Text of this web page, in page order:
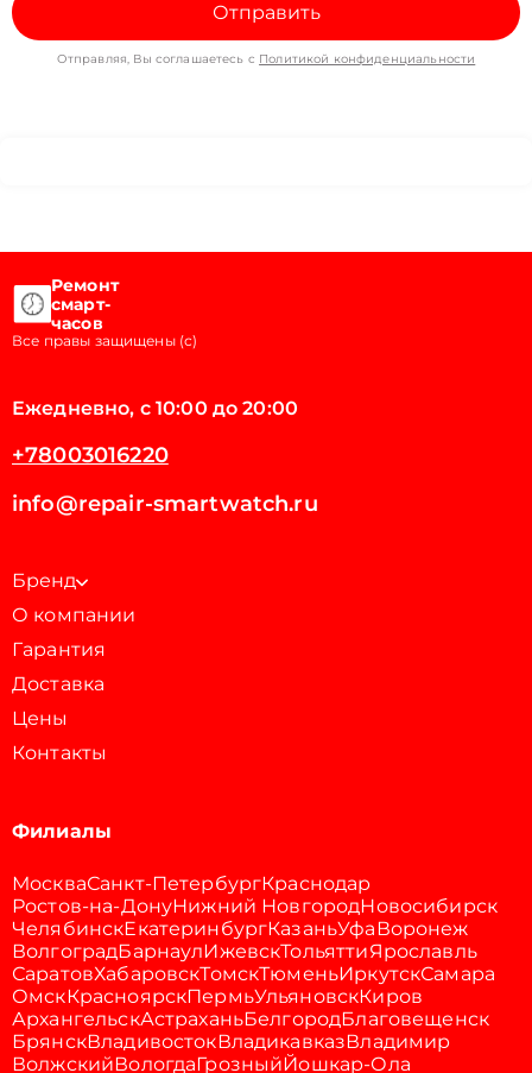
Отправить
Отправляя, Вы соглашаетесь с Политикой конфиденциальности
Ремонт
смарт-
часов
Все правы защищены (с)
Ежедневно, с 10:00 до 20:00
+78003016220
info@repair-smartwatch.ru
Бренд
О компании
Гарантия
Доставка
Цены
Контакты
Филиалы
МоскваСанкт-ПетербургКраснодар
Ростов-на-ДонуНижний НовгородНовосибирск
ЧелябинскЕкатеринбургКазаньУфаВоронеж
ВолгоградБарнаулИжевскТольяттиЯрославль
СаратовХабаровскТомскТюменьИркутскСамара
ОмскКрасноярскПермьУльяновскКиров
АрхангельскАстраханьБелгородБлаговещенск
БрянскВладивостокВладикавказВладимир
ВолжскийВологдаГрозныйЙошкар-Ола